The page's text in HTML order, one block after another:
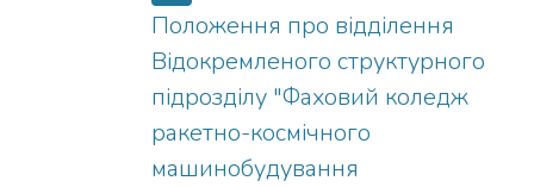
Станіславівна
Положення про відділення
Відокремленого структурного
підрозділу "Фаховий коледж
ракетно-космічного
машинобудування